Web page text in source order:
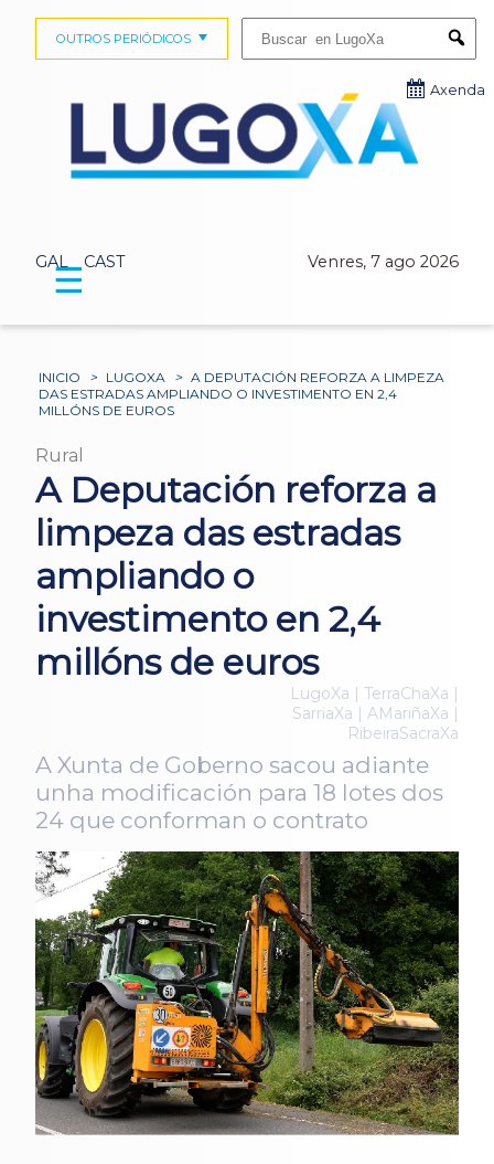
GAL CAST Venres, 7 ago 2026
OUTROS PERIÓDICOS
Axenda
☰
INICIO > LUGOXA > A DEPUTACIÓN REFORZA A LIMPEZA
DAS ESTRADAS AMPLIANDO O INVESTIMENTO EN 2,4
MILLÓNS DE EUROS
Rural
A Deputación reforza a
limpeza das estradas
ampliando o
investimento en 2,4
millóns de euros
LugoXa | TerraChaXa |
SarriaXa | AMariñaXa |
RibeiraSacraXa
A Xunta de Goberno sacou adiante
unha modificación para 18 lotes dos
24 que conforman o contrato